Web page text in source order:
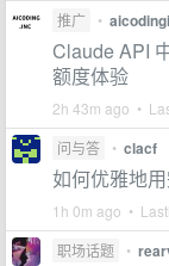
推广 •
Claude API
额度体验
2h 43m ago •
问与答 • clacf
如何优雅地
1h 0m ago •
职场话题 •